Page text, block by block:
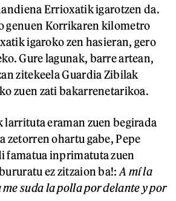
Errioxatik igarotzen da.
genuen Korrikaren kilometro
igaroko zen hasieran, gero
Gure lagunak, barre artean,
zitekeela Guardia Zibilak
zuen zati bakarrenetarikoa.
eraman zuen begirada
zetorren ohartu gabe, Pepe
famatua inprimatuta zuen
ez zitzaion ba!: A mí la
suda la polla por delante y por